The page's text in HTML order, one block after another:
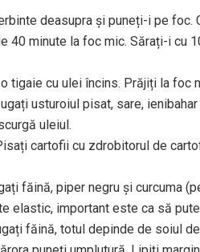
deasupra și puneți-i pe foc.
40 minute la foc mic. Sărați-i cu
tigaie cu ulei încins. Prăjiți la foc
usturoiul pisat, sare, ienibahar
uleiul.
cartofii cu zdrobitorul de
făină, piper negru și curcuma
elastic, important este ca să
făină, totul depinde de soiul